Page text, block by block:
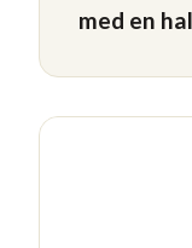
med en